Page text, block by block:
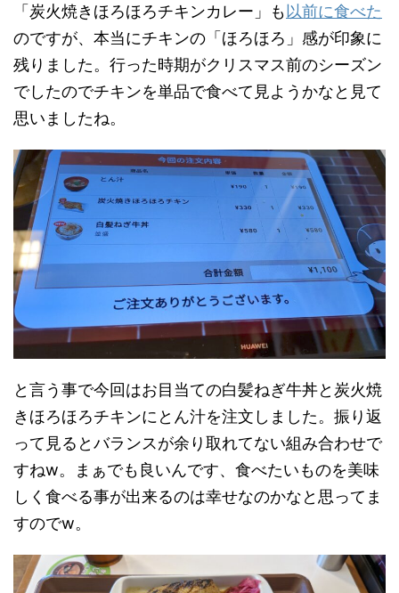
「炭火焼きほろほろチキンカレー」も以前に食べた
のですが、本当にチキンの「ほろほろ」感が印象に
残りました。行った時期がクリスマス前のシーズン
でしたのでチキンを単品で食べて見ようかなと見て
思いましたね。
と言う事で今回はお目当ての白髪ねぎ牛丼と炭火焼
きほろほろチキンにとん汁を注文しました。振り返
って見るとバランスが余り取れてない組み合わせで
すねw。まぁでも良いんです、食べたいものを美味
しく食べる事が出来るのは幸せなのかなと思ってま
すのでw。